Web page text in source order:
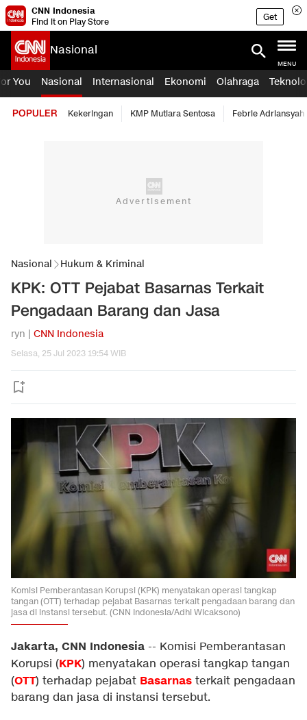
CNN Indonesia
Find it on Play Store
Get
Nasional
MENU
You Nasional Internasional Ekonomi Olahraga
POPULER Kekeringan KMP Mutiara Sentosa Febrie Adriansyah
Nasional Hukum & Kriminal
KPK: OTT Pejabat Basarnas Terkait
Pengadaan Barang dan Jasa
ryn | CNN Indonesia
Selasa, 25 Jul 2023 19:54 WIB
Komisi Pemberantasan Korupsi (KPK) menyatakan operasi tangkap
tangan (OTT) terhadap pejabat Basarnas terkait pengadaan barang dan
jasa di instansi tersebut. (CNN Indonesia/Adhi Wicaksono)
Jakarta, CNN Indonesia -- Komisi Pemberantasan
Korupsi (KPK) menyatakan operasi tangkap tangan
(OTT) terhadap pejabat Basarnas terkait pengadaan
barang dan jasa di instansi tersebut.